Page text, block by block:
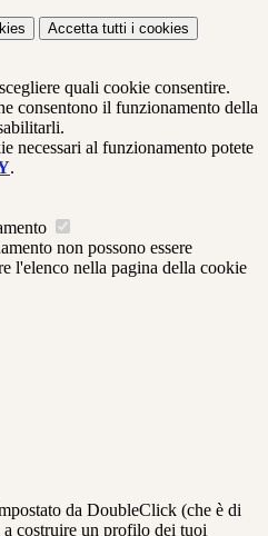
Accetta tutti i cookies
quali cookie consentire.
consentono il funzionamento della
necessari al funzionamento potete
.
non possono essere
l'elenco nella pagina della cookie
da DoubleClick (che è di
costruire un profilo dei tuoi